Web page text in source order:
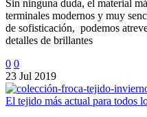
Sin ninguna duda, el material
terminales modernos y muy
de sofisticación, podemos
detalles de brillantes
0 0
23 Jul 2019
El tejido más actual para todos